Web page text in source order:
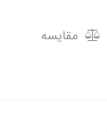
مقایسه